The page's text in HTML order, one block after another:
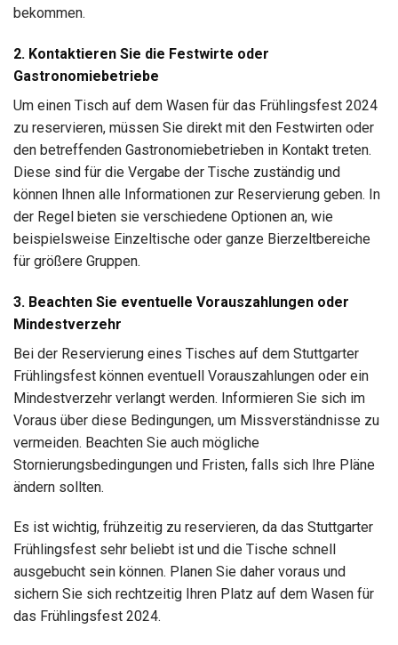
bekommen.
2. Kontaktieren Sie die Festwirte oder
Gastronomiebetriebe
Um einen Tisch auf dem Wasen für das Frühlingsfest 2024
zu reservieren, müssen Sie direkt mit den Festwirten oder
den betreffenden Gastronomiebetrieben in Kontakt treten.
Diese sind für die Vergabe der Tische zuständig und
können Ihnen alle Informationen zur Reservierung geben. In
der Regel bieten sie verschiedene Optionen an, wie
beispielsweise Einzeltische oder ganze Bierzeltbereiche
für größere Gruppen.
3. Beachten Sie eventuelle Vorauszahlungen oder
Mindestverzehr
Bei der Reservierung eines Tisches auf dem Stuttgarter
Frühlingsfest können eventuell Vorauszahlungen oder ein
Mindestverzehr verlangt werden. Informieren Sie sich im
Voraus über diese Bedingungen, um Missverständnisse zu
vermeiden. Beachten Sie auch mögliche
Stornierungsbedingungen und Fristen, falls sich Ihre Pläne
ändern sollten.
Es ist wichtig, frühzeitig zu reservieren, da das Stuttgarter
Frühlingsfest sehr beliebt ist und die Tische schnell
ausgebucht sein können. Planen Sie daher voraus und
sichern Sie sich rechtzeitig Ihren Platz auf dem Wasen für
das Frühlingsfest 2024.